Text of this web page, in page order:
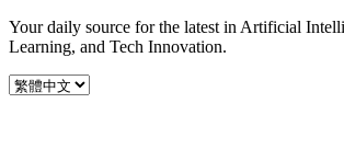
Your daily source for the latest in Artificial
Learning, and Tech Innovation.